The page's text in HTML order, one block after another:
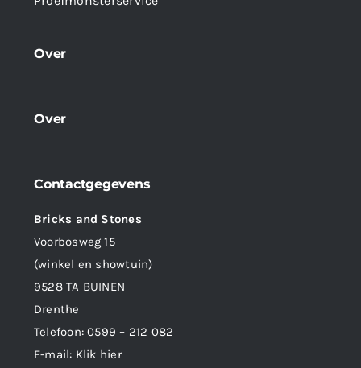
Over
Over
Contactgegevens
Bricks and Stones
Voorbosweg 15
(winkel en showtuin)
9528 TA BUINEN
Drenthe
Telefoon:0599 – 212 082
E-mail: Klik hier